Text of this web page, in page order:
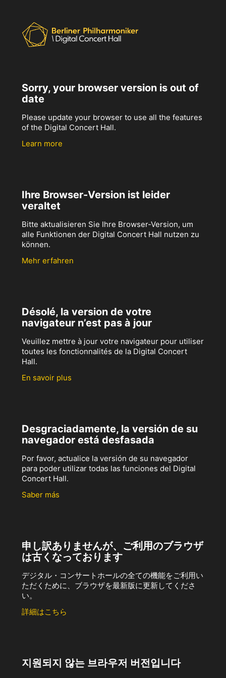
Sorry, your browser version is out of
date
Please update your browser to use all the features
of the Digital Concert Hall.
Learn more
Ihre Browser-Version ist leider
veraltet
Bitte aktualisieren Sie Ihre Browser-Version, um
alle Funktionen der Digital Concert Hall nutzen zu
können.
Mehr erfahren
Désolé, la version de votre
navigateur n’est pas à jour
Veuillez mettre à jour votre navigateur pour utiliser
toutes les fonctionnalités de la Digital Concert
Hall.
En savoir plus
Desgraciadamente, la versión de su
navegador está desfasada
Por favor, actualice la versión de su navegador
para poder utilizar todas las funciones del Digital
Concert Hall.
Saber más
申し訳ありませんが、ご利用のブラウザ
は古くなっております
デジタル・コンサートホールの全ての機能をご利用い
ただくために、ブラウザを最新版に更新してくださ
い。
詳細はこちら
지원되지 않는 브라우저 버전입니다